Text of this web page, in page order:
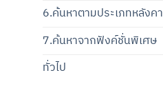
6.ค้นหาตามประเภทหลังคา
7.ค้นหาจากฟังค์ชั่นพิเศษ
ทั่วไป